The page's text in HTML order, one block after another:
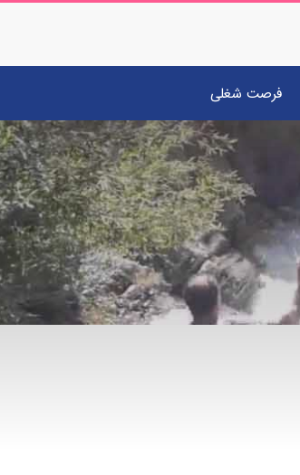
فرصت شغلی